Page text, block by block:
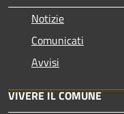
Notizie
Comunicati
Avvisi
VIVERE IL COMUNE